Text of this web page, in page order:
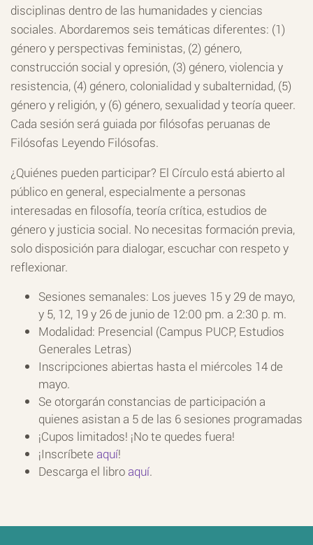
disciplinas dentro de las humanidades y ciencias
sociales. Abordaremos seis temáticas diferentes: (1)
género y perspectivas feministas, (2) género,
construcción social y opresión, (3) género, violencia y
resistencia, (4) género, colonialidad y subalternidad, (5)
género y religión, y (6) género, sexualidad y teoría queer.
Cada sesión será guiada por filósofas peruanas de
Filósofas Leyendo Filósofas.
¿Quiénes pueden participar? El Círculo está abierto al
público en general, especialmente a personas
interesadas en filosofía, teoría crítica, estudios de
género y justicia social. No necesitas formación previa,
solo disposición para dialogar, escuchar con respeto y
reflexionar.
Sesiones semanales: Los jueves 15 y 29 de mayo,
y 5, 12, 19 y 26 de junio de 12:00 pm. a 2:30 p. m.
Modalidad: Presencial (Campus PUCP, Estudios
Generales Letras)
Inscripciones abiertas hasta el miércoles 14 de
mayo.
Se otorgarán constancias de participación a
quienes asistan a 5 de las 6 sesiones programadas
¡Cupos limitados! ¡No te quedes fuera!
¡Inscríbete aquí!
Descarga el libro aquí.